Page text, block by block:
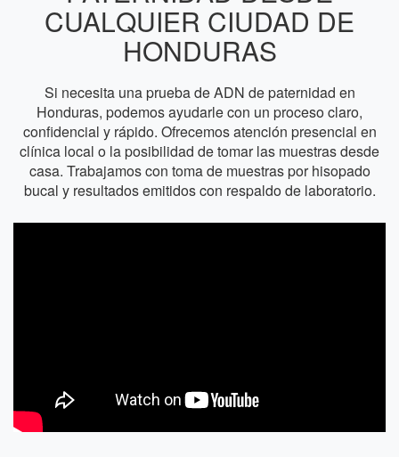
CUALQUIER CIUDAD DE
HONDURAS
Si necesita una prueba de ADN de paternidad en
Honduras, podemos ayudarle con un proceso claro,
confidencial y rápido. Ofrecemos atención presencial en
clínica local o la posibilidad de tomar las muestras desde
casa. Trabajamos con toma de muestras por hisopado
bucal y resultados emitidos con respaldo de laboratorio.